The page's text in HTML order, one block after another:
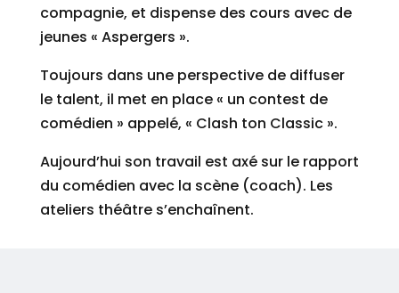
compagnie, et dispense des cours avec de
jeunes « Aspergers ».
Toujours dans une perspective de diffuser
le talent, il met en place « un contest de
comédien » appelé, « Clash ton Classic ».
Aujourd’hui son travail est axé sur le rapport
du comédien avec la scène (coach). Les
ateliers théâtre s’enchaînent.